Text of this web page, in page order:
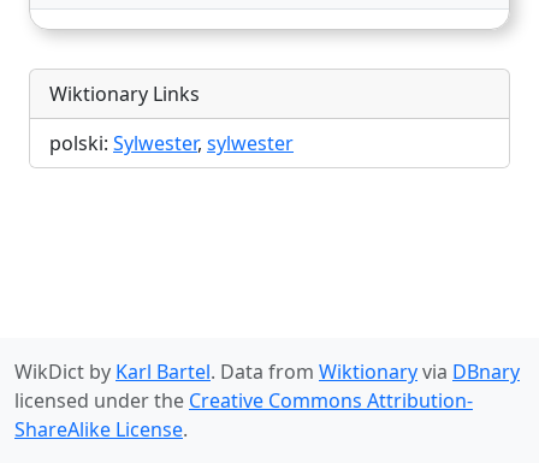
Wiktionary Links
polski: Sylwester, sylwester
WikDict by Karl Bartel. Data from Wiktionaryvia DBnary
licensed under the Creative Commons Attribution-
ShareAlike License.